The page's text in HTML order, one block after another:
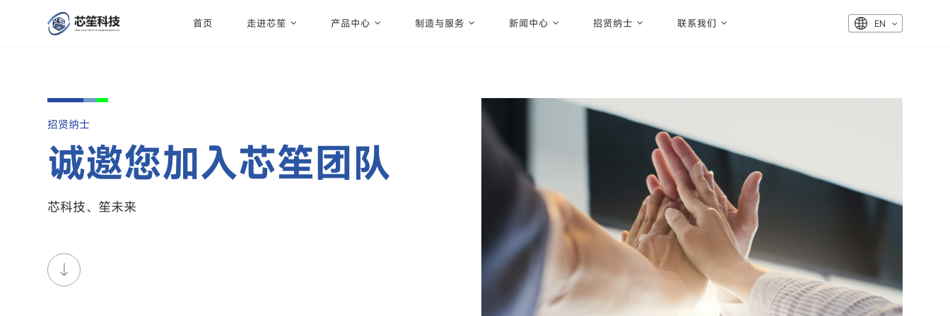
首页 走进芯笙 产品中心 制造与服务 新闻中心 招贤纳士 联系我们 EN
招贤纳士
诚邀您加入芯笙团队
芯科技、笙未来